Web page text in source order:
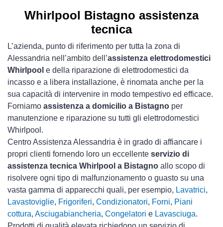
Whirlpool Bistagno assistenza
tecnica
L’azienda, punto di riferimento per tutta la zona di
Alessandria nell’ambito dell’assistenza elettrodomestici
Whirlpool e della riparazione di elettrodomestici da
incasso e a libera installazione, è rinomata anche per la
sua capacità di intervenire in modo tempestivo ed efficace.
Forniamo assistenza a domicilio a Bistagno per
manutenzione e riparazione su tutti gli elettrodomestici
Whirlpool.
Centro Assistenza Alessandria è in grado di affiancare i
propri clienti fornendo loro un eccellente servizio di
assistenza tecnica Whirlpool a Bistagno allo scopo di
risolvere ogni tipo di malfunzionamento o guasto su una
vasta gamma di apparecchi quali, per esempio, Lavatrici,
Lavastoviglie, Frigoriferi, Condizionatori, Forni, Piani
cottura, Asciugabiancheria, Congelatori e Lavasciuga.